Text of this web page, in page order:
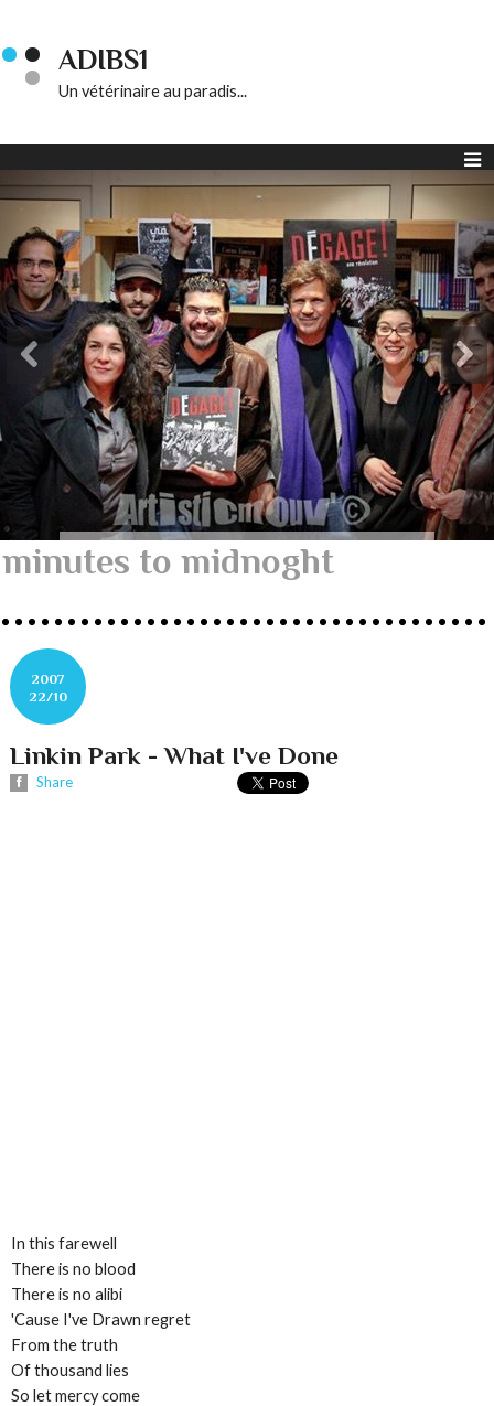
ADIBS1
Un vétérinaire au paradis...
minutes to midnoght
2007
22/10
Linkin Park - What I've Done
Share
In this farewell
There is no blood
There is no alibi
'Cause I've Drawn regret
From the truth
Of thousand lies
So let mercy come